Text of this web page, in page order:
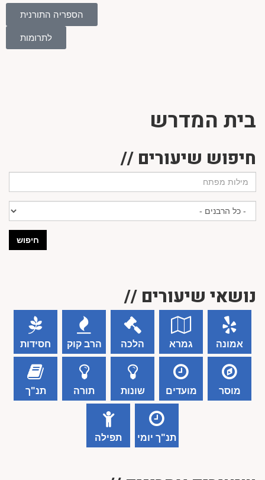
הספריה התורנית
לתרומות
בית המדרש
חיפוש שיעורים //
חיפוש
נושאי שיעורים //
אמונה גמרא הלכה הרב קוק חסידות
מוסר מועדים שונות תורה תנ"ך
תנ"ך יומי תפילה